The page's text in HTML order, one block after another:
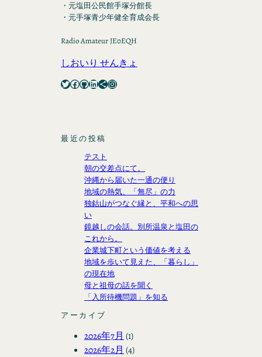
・元塩田公民館手塚分館長
・元手塚青少年健全育成会長
Radio Amateur JE0EQH
しおいり せんきょ
Twitter Facebook GitHub LinkedIn Share Icon Instagram
最近の投稿
テスト
朝の交差点にて。
沖縄から届いた一通の便り
地域の熱気、「無尽」の力
独鈷山がつなぐ縁と、平和への思
い
鏡越しの会話。別所温泉と塩田の
これから。
企業城下町という価値を考える
地域を歩いて見えた、「暮らし」
の現在地
母と祖母の話を聞く
「入所待機問題」を知る
アーカイブ
2026年7月 (1)
2026年2月 (4)